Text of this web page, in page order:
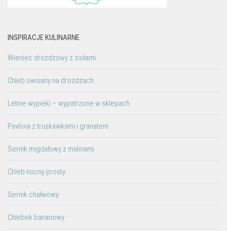
INSPIRACJE KULINARNE
Wieniec drożdżowy z ziołami
Chleb owsiany na drożdżach
Letnie wypieki – wypatrzone w sklepach
Pavlova z truskawkami i granatem
Sernik migdałowy z malinami
Chleb nocny prosty
Sernik chałwowy
Chlebek bananowy